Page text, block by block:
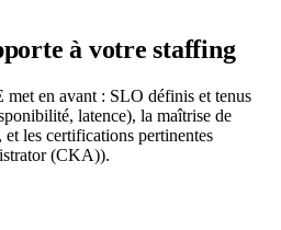
à votre staffing
en avant : SLO définis et tenus
latence), la maîtrise de
les certifications pertinentes
(CKA)).